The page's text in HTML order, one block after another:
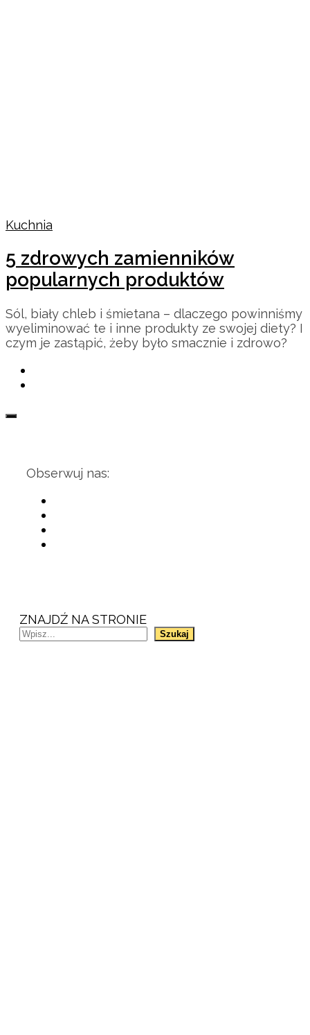
Kuchnia
5 zdrowych zamienników
popularnych produktów
Sól, biały chleb i śmietana – dlaczego powinniśmy
wyeliminować te i inne produkty ze swojej diety? I
czym je zastąpić, żeby było smacznie i zdrowo?
Obserwuj nas:
ZNAJDŹ NA STRONIE
Szukaj